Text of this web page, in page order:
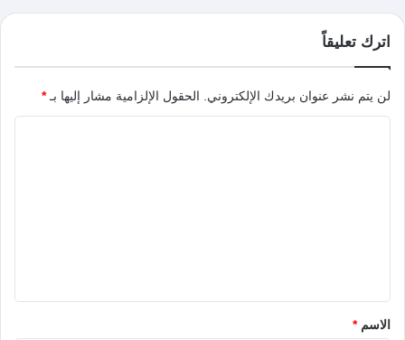
اترك تعليقاً
لن يتم نشر عنوان بريدك الإلكتروني. الحقول الإلزامية مشار إليها بـ*
*الاسم*